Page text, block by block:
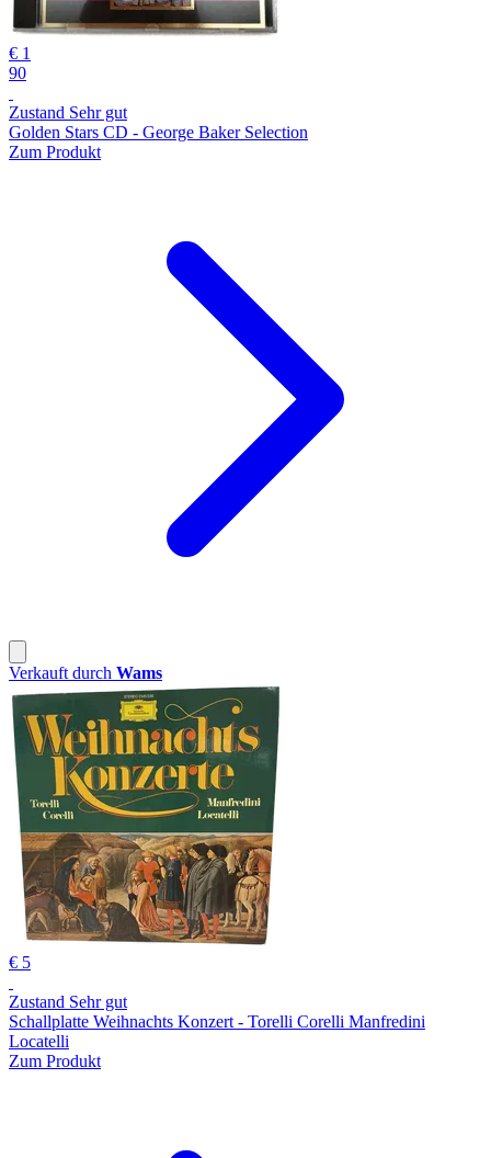
€ 1
90
Zustand Sehr gut
Golden Stars CD - George Baker Selection
Zum Produkt
Verkauft durch Wams
€ 5
Zustand Sehr gut
Schallplatte Weihnachts Konzert - Torelli Corelli Manfredini
Locatelli
Zum Produkt